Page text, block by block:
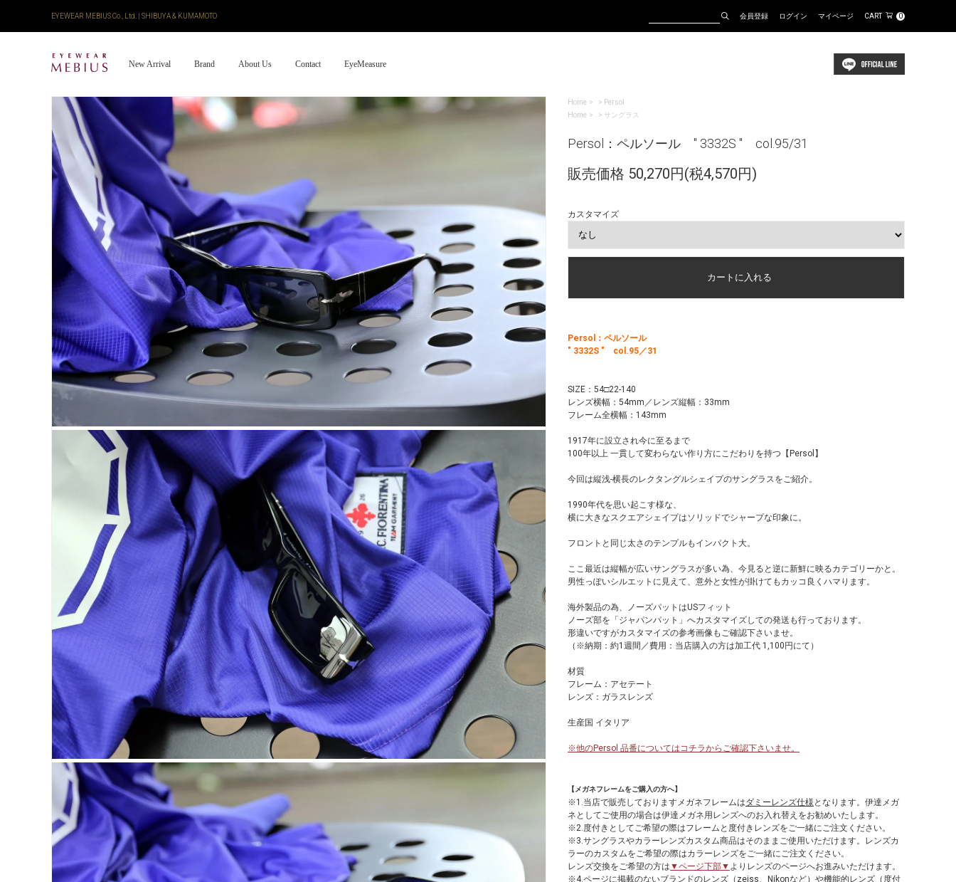
EYEWEAR MEBIUS Co., Ltd. | SHIBUYA & KUMAMOTO 会員登録 ログイン マイページ CART 0
New Arrival Brand About Us Contact EyeMeasure
Home > Persol
Home
> サングラス
Persol：ペルソール " 3332S " col.95/31
販売価格 50,270円(税4,570円)
カスタマイズ
Persol：ペルソール
" 3332S " col.95／31
SIZE：54□22-140
レンズ横幅：54mm／レンズ縦幅：33mm
フレーム全横幅：143mm
1917年に設立され今に至るまで
100年以上 一貫して変わらない作り方にこだわりを持つ【Persol】
今回は縦浅-横長のレクタングルシェイプのサングラスをご紹介。
1990年代を思い起こす様な、
横に大きなスクエアシェイプはソリッドでシャープな印象に。
フロントと同じ太さのテンプルもインパクト大。
ここ最近は縦幅が広いサングラスが多い為、今見ると逆に新鮮に映るカテゴリーかと。
男性っぽいシルエットに見えて、意外と女性が掛けてもカッコ良くハマります。
海外製品の為、ノーズパットはUSフィット
ノーズ部を「ジャパンパット」へカスタマイズしての発送も行っております。
形違いですがカスタマイズの参考画像もご確認下さいませ。
（※納期：約1週間／費用：当店購入の方は加工代 1,100円にて）
材質
フレーム：アセテート
レンズ：ガラスレンズ
生産国 イタリア
※他のPersol 品番についてはコチラからご確認下さいませ。
【メガネフレームをご購入の方へ】
※1.当店で販売しておりますメガネフレームはダミーレンズ仕様 となります。伊達メガ
ネとしてご使用の場合は伊達メガネ用レンズへのお入れ替えをお勧めいたします。
※2.度付きとしてご希望の際はフレームと度付きレンズをご一緒にご注文ください。
※3.サングラスやカラーレンズカスタム商品はそのままご使用いただけます。レンズカ
ラーのカスタムをご希望の際はカラーレンズをご一緒にご注文ください。
レンズ交換をご希望の方は ▼ページ下部▼ よりレンズのページへお進みいただけます。
※4.ページに掲載のないブランドのレンズ（zeiss、Nikonなど）や機能的レンズ（度付